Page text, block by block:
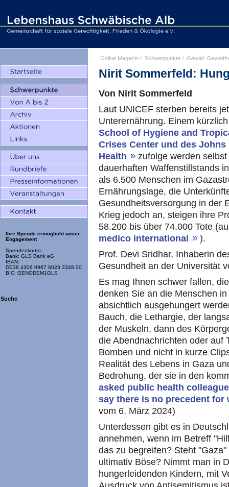
Ihre Spende ermöglicht unser
Engagement
Spendenkonto:
Bank: GLS Bank eG
IBAN:
DE36 4306 0967 8023 3348 00
BIC: GENODEM1GLS
Suche
Online Magazin / Schwerpunkte / Gewalt,
Nirit Sommerfeld:
Von Nirit Sommerfeld
Laut UNICEF sterben bereits
Unterernährung. Einem
School of Hygiene and
Crises Center und des
Health
zufolge werden
dauerhaften Waffenstillstands
als 6.500 Menschen im
Ernährungslage, die
Gesundheitsversorgung in der
Krieg jedoch an, steigen ihre
58.200 bis über 74.000 Tote
medico international
).
Prof. Devi Sridhar, Inhaberin
Gesundheit an der Universität
Es mag Ihnen schwer fallen,
denken Sie an die Menschen
absichtlich ausgehungert
Bauch, die Lethargie, der
der Muskeln, dann des
die Abendnachrichten oder auf
Bomben und nicht in kurze
Realität des Lebens in Gaza
Bedrohung, der sie in den
asked public health
say there is no precedent
vom 6. März 2024)
Unterdessen gibt es in
annehmen, wenn im Betreff
das zu begreifen? Steht
ultimativ Böse? Nimmt man in
hungerleidenden Kindern, mit